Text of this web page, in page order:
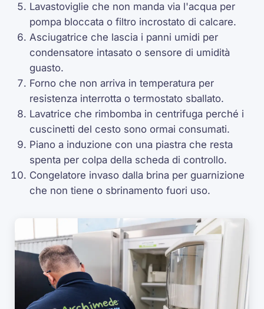
Lavastoviglie che non manda via l'acqua per
pompa bloccata o filtro incrostato di calcare.
Asciugatrice che lascia i panni umidi per
condensatore intasato o sensore di umidità
guasto.
Forno che non arriva in temperatura per
resistenza interrotta o termostato sballato.
Lavatrice che rimbomba in centrifuga perché i
cuscinetti del cesto sono ormai consumati.
Piano a induzione con una piastra che resta
spenta per colpa della scheda di controllo.
Congelatore invaso dalla brina per guarnizione
che non tiene o sbrinamento fuori uso.